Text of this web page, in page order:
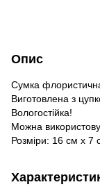
Опис
Сумка
Виготовлена з
Вологостійка!
Можна
Розміри: 16 см х 7